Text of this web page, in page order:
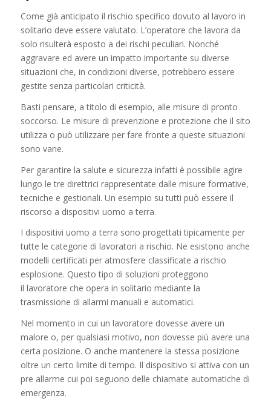
Come già anticipato il rischio specifico dovuto al lavoro in
solitario deve essere valutato. L’operatore che lavora da
solo risulterà esposto a dei rischi peculiari. Nonché
aggravare ed avere un impatto importante su diverse
situazioni che, in condizioni diverse, potrebbero essere
gestite senza particolari criticità.
Basti pensare, a titolo di esempio, alle misure di pronto
soccorso. Le misure di prevenzione e protezione che il sito
utilizza o può utilizzare per fare fronte a queste situazioni
sono varie.
Per garantire la salute e sicurezza infatti è possibile agire
lungo le tre direttrici rappresentate dalle misure formative,
tecniche e gestionali. Un esempio su tutti può essere il
riscorso a dispositivi uomo a terra.
I dispositivi uomo a terra sono progettati tipicamente per
tutte le categorie di lavoratori a rischio. Ne esistono anche
modelli certificati per atmosfere classificate a rischio
esplosione. Questo tipo di soluzioni proteggono
il lavoratore che opera in solitario mediante la
trasmissione di allarmi manuali e automatici.
Nel momento in cui un lavoratore dovesse avere un
malore o, per qualsiasi motivo, non dovesse più avere una
certa posizione. O anche mantenere la stessa posizione
oltre un certo limite di tempo. Il dispositivo si attiva con un
pre allarme cui poi seguono delle chiamate automatiche di
emergenza.